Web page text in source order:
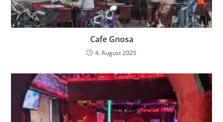
Cafe Gnosa
4. August 2025